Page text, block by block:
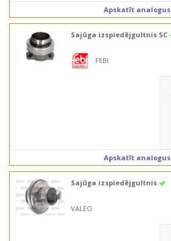
Apskatīt analogus
Sajūga izspiedējgultnis SC
FEBI
Apskatīt analogus
Sajūga izspiedējgultnis
VALEO